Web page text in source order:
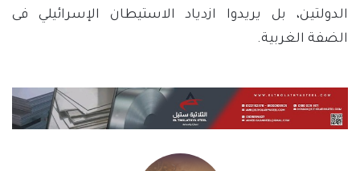
الدولتين، بل يريدوا ازدياد الاستيطان الإسرائيلي فى
الضفة الغربية.